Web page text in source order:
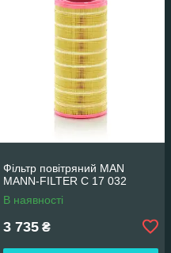
Фільтр повітряний MAN
MANN-FILTER C 17 032
В наявності
3 735 ₴